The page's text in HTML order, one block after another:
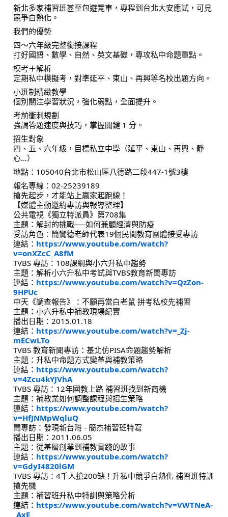
新北多家補習班甚至包遊覽車，專程到台北大安應試，可見
競爭白熱化。
我們的優勢
四～六年級完整銜接課程
打好國語、數學、自然、英文基礎，專攻私中命題重點。
模考＋解析
定期私中模擬考，對準延平、東山、再興等名校出題方向。
小班制精緻教學
個別關注學習狀況，強化弱點，全面提升。
考前衝刺規劃
強調答題速度與技巧，掌握關鍵 1 分。
招生對象
四、五、六年級，目標私立中學（延平、東山、再興、靜
心…）
地點：105040台北市松山區八德路二段447-1號3樓
報名專線：02-25239189
搶先起步，才能站上贏家起跑線！
【媒體主動邀約專訪與報導整理】
公共電視《獨立特派員》第708集
主題：解封的挑戰──如何兼顧經濟與防疫
受訪角色：簡鸞德老師代表19個民間教育團體接受專訪
連結： https://www.youtube.com/watch?
v=onXZcC_A8fM
TVBS 專訪：108課綱與小六升私中趨勢
主題：解析小六升私中考試與TVBS教育新聞專訪
連結： https://www.youtube.com/watch?v=QzZon-
9HPUc
中天《調查報告》：不願再當白老鼠 拼考私校先補習
主題：小六升私中補教現場紀實
播出日期：2015.01.18
連結： https://www.youtube.com/watch?v=_Zj-
mECwLTo
TVBS 教育新聞專訪：基北仿PISA命題趨勢解析
主題：升私中命題方式變革與補教策略
連結： https://www.youtube.com/watch?
v=4Zcu4kYJVhA
TVBS 專訪：12年國教上路 補習班找到新商機
主題：補教業如何調整課程與招生策略
連結： https://www.youtube.com/watch?
v=HfJNMpWqluQ
聞專訪：發現新台灣 - 簡杰補習班特寫
播出日期：2011.06.05
主題：從基層創業到補教實踐的故事
連結： https://www.youtube.com/watch?
v=GdyI4820lGM
TVBS 專訪：4千人搶200缺！升私中競爭白熱化 補習班特訓
搶先機
主題：補習班升私中特訓與策略分析
連結： https://www.youtube.com/watch?v=VWTNeA-
_AxE